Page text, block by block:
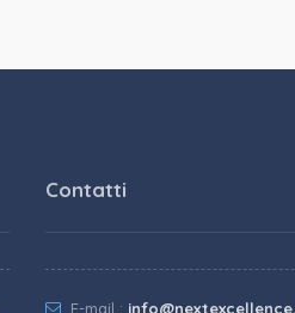
Contatti
E-mail :